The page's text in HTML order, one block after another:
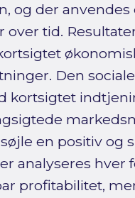
og der
tid.
Den
kortsigtet
en positiv og
analyseres hver
profitabilitet,